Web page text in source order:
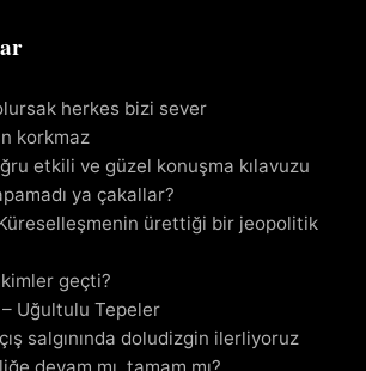
herkes bizi sever
korkmaz
etkili ve güzel konuşma kılavuzu
ya çakallar?
ürettiği bir jeopolitik
geçti?
Uğultulu Tepeler
salgınında doludizgin ilerliyoruz